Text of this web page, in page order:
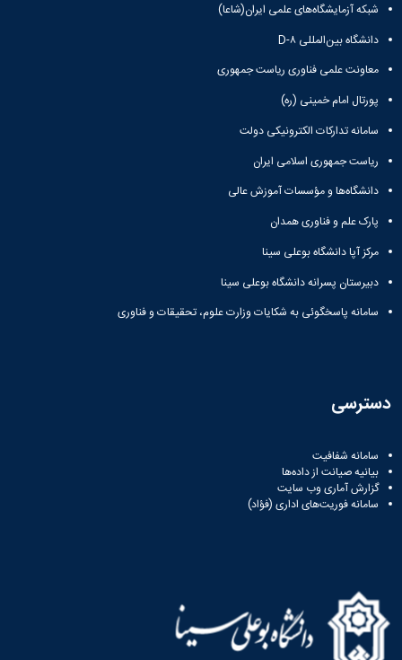
شبکه آزمایشگاه‌های علمی ایران(شاعا)
دانشگاه بین‌المللی D-۸
معاونت علمی فناوری ریاست جمهوری
پورتال امام خمینی (ره)
سامانه تدارکات الکترونیکی دولت
ریاست جمهوری اسلامی ایران
دانشگاه‌ها و مؤسسات آموزش عالی
پارک علم و فناوری همدان
مرکز آپا دانشگاه بوعلی سینا
دبیرستان پسرانه دانشگاه بوعلی سینا
سامانه پاسخگوئی به شکایات وزارت علوم، تحقیقات و فناوری
دسترسی
سامانه شفافیت
بیانیه صیانت از داده‌ها
گزارش آماری وب‌ سایت
سامانه فوریت‌های اداری (فؤاد)